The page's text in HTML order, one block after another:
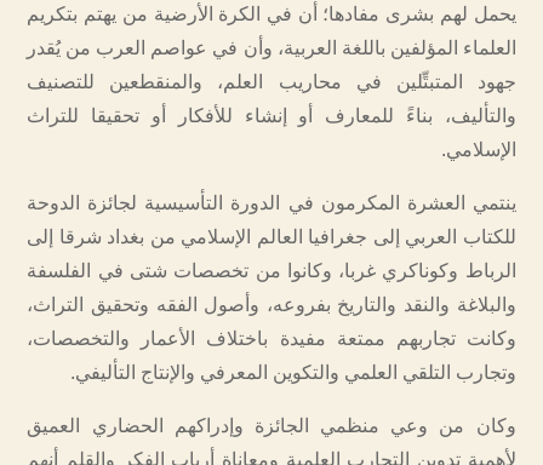
يحمل لهم بشرى مفادها؛ أن في الكرة الأرضية من يهتم بتكريم
العلماء المؤلفين باللغة العربية، وأن في عواصم العرب من يُقدر
جهود المتبتِّلين في محاريب العلم، والمنقطعين للتصنيف
والتأليف، بناءً للمعارف أو إنشاء للأفكار أو تحقيقا للتراث
الإسلامي.
ينتمي العشرة المكرمون في الدورة التأسيسية لجائزة الدوحة
للكتاب العربي إلى جغرافيا العالم الإسلامي من بغداد شرقا إلى
الرباط وكوناكري غربا، وكانوا من تخصصات شتى في الفلسفة
والبلاغة والنقد والتاريخ بفروعه، وأصول الفقه وتحقيق التراث،
وكانت تجاربهم ممتعة مفيدة باختلاف الأعمار والتخصصات،
وتجارب التلقي العلمي والتكوين المعرفي والإنتاج التأليفي.
وكان من وعي منظمي الجائزة وإدراكهم الحضاري العميق
لأهمية تدوين التجارب العلمية ومعاناة أرباب الفكر والقلم أنهم